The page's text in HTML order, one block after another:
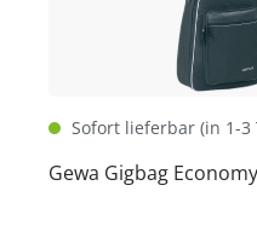
Sofort lieferbar (in 1-3
Gewa Gigbag